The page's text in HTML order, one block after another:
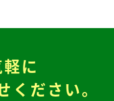
に
ください。